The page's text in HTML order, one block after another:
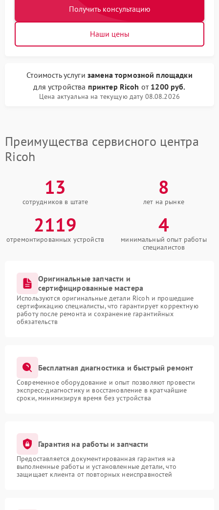
Получить консультацию
Наши цены
Стоимость услуги замена тормозной площадки
для устройства принтер Ricoh от 1200 руб.
Цена актуальна на текущую дату 08.08.2026
Преимущества сервисного центра
Ricoh
13
сотрудников в штате
8
лет на рынке
2119
отремонтированных устройств
4
минимальный опыт работы
специалистов
Оригинальные запчасти и
сертифицированные мастера
Используются оригинальные детали Ricoh и прошедшие
сертификацию специалисты, что гарантирует корректную
работу после ремонта и сохранение гарантийных
обязательств
Бесплатная диагностика и быстрый ремонт
Современное оборудование и опыт позволяют провести
экспресс-диагностику и восстановление в кратчайшие
сроки, минимизируя время без устройства
Гарантия на работы и запчасти
Предоставляется документированная гарантия на
выполненные работы и установленные детали, что
защищает клиента от повторных неисправностей